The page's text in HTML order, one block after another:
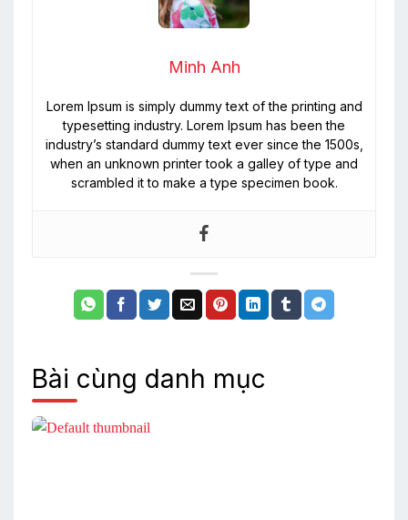
Minh Anh
Lorem Ipsum is simply dummy text of the printing and
typesetting industry. Lorem Ipsum has been the
industry’s standard dummy text ever since the 1500s,
when an unknown printer took a galley of type and
scrambled it to make a type specimen book.
Bài cùng danh mục